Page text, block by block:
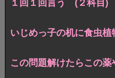
１回１回言う (２科目)
いじめっ子の机に食虫
この問題解けたらこの